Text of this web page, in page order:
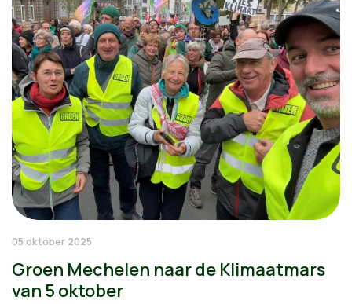
05 oktober 2025
Groen Mechelen naar de Klimaatmars
van 5 oktober